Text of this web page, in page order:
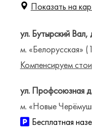
Показать на
ул. Бутырский
м. «Белорусская»
Компенсируем
ул. Профсоюзная
м. «Новые
Бесплатная